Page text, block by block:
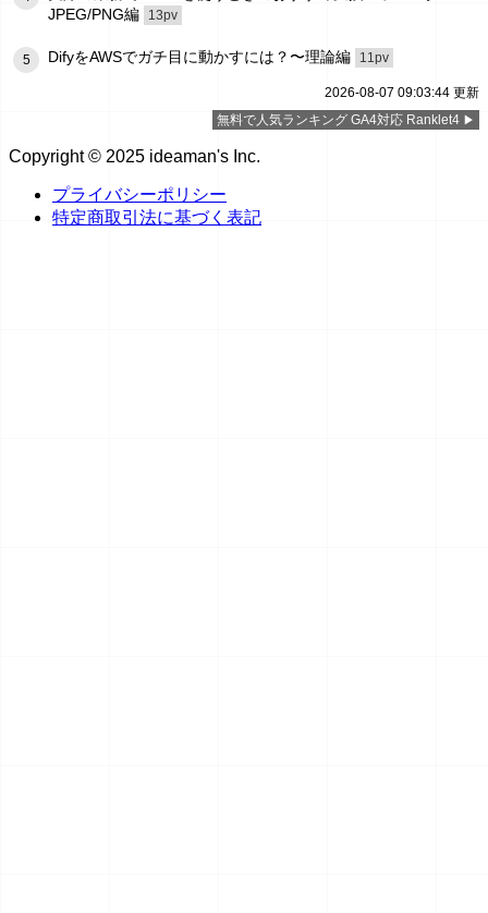
JPEG/PNG編
13pv
5 DifyをAWSでガチ目に動かすには？〜理論編 11pv
2026-08-07 09:03:44 更新
無料で人気ランキング GA4対応 Ranklet4
Copyright © 2025 ideaman's Inc.
プライバシーポリシー
特定商取引法に基づく表記